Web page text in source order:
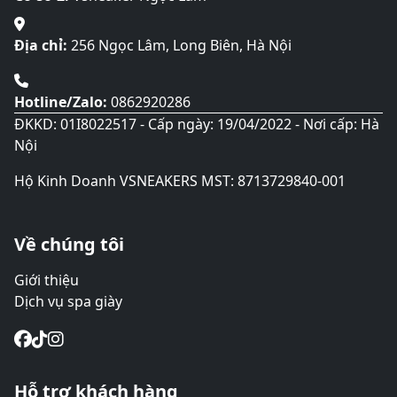
sản
Địa chỉ: 256 Ngọc Lâm, Long Biên, Hà Nội
Hotline/Zalo: 0862920286
ĐKKD: 01I8022517 - Cấp ngày: 19/04/2022 - Nơi cấp: Hà
Nội
Hộ Kinh Doanh VSNEAKERS MST: 8713729840-001
Về chúng tôi
Giới thiệu
Dịch vụ spa giày
Hỗ trợ khách hàng